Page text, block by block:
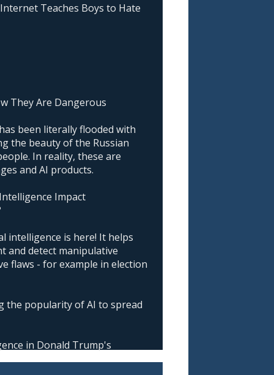
Teaches Boys to Hate
They Are Dangerous
been literally flooded with
the beauty of the Russian
In reality, these are
and AI products.
Impact
intelligence is here! It helps
and detect manipulative
flaws - for example in election
the popularity of AI to spread
in Donald Trump's